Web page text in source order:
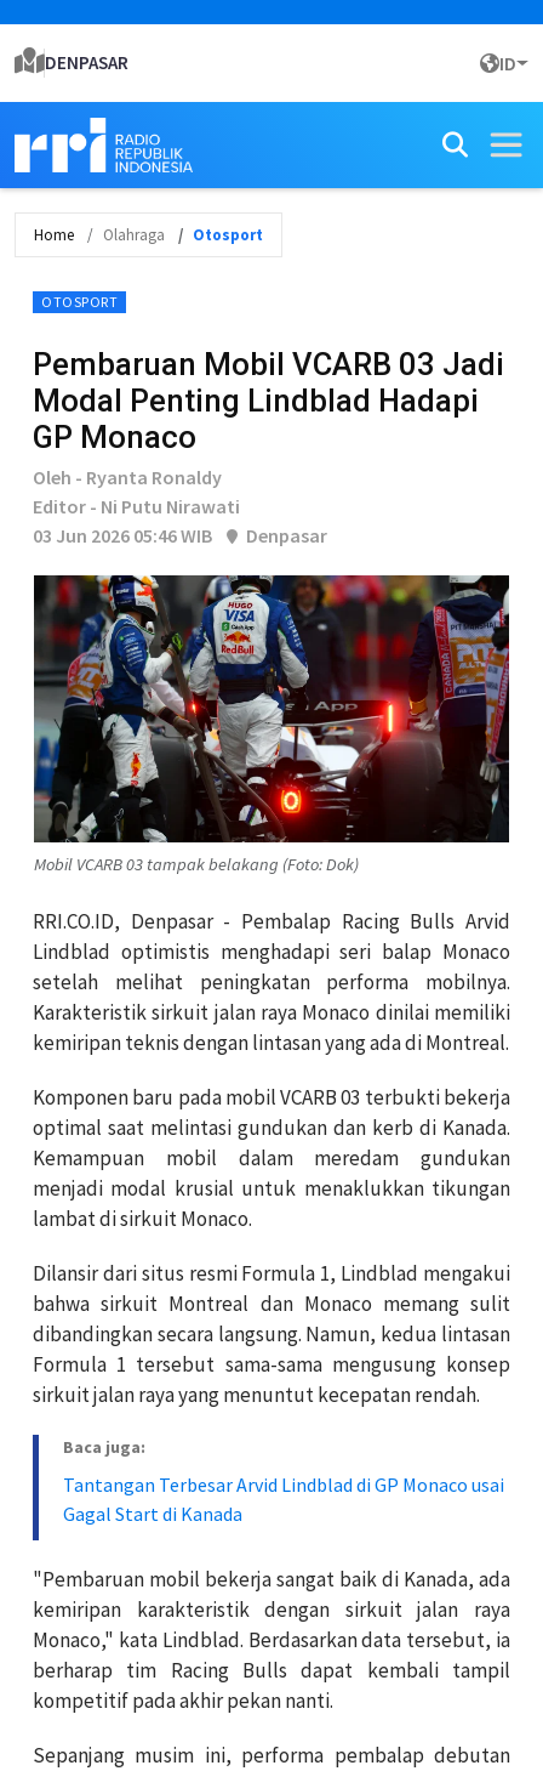
DENPASAR ID
Home Olahraga Otosport
OTOSPORT
Pembaruan Mobil VCARB 03 Jadi
Modal Penting Lindblad Hadapi
GP Monaco
Oleh - Ryanta Ronaldy
Editor - Ni Putu Nirawati
03 Jun 2026 05:46 WIB
Denpasar
Mobil VCARB 03 tampak belakang (Foto: Dok)
RRI.CO.ID, Denpasar - Pembalap Racing Bulls Arvid
Lindblad optimistis menghadapi seri balap Monaco
setelah melihat peningkatan performa mobilnya.
Karakteristik sirkuit jalan raya Monaco dinilai memiliki
kemiripan teknis dengan lintasan yang ada di Montreal.
Komponen baru pada mobil VCARB 03 terbukti bekerja
optimal saat melintasi gundukan dan kerb di Kanada.
Kemampuan mobil dalam meredam gundukan
menjadi modal krusial untuk menaklukkan tikungan
lambat di sirkuit Monaco.
Dilansir dari situs resmi Formula 1, Lindblad mengakui
bahwa sirkuit Montreal dan Monaco memang sulit
dibandingkan secara langsung. Namun, kedua lintasan
Formula 1 tersebut sama-sama mengusung konsep
sirkuit jalan raya yang menuntut kecepatan rendah.
Baca juga:
Tantangan Terbesar Arvid Lindblad di GP Monaco usai
Gagal Start di Kanada
"Pembaruan mobil bekerja sangat baik di Kanada, ada
kemiripan karakteristik dengan sirkuit jalan raya
Monaco," kata Lindblad. Berdasarkan data tersebut, ia
berharap tim Racing Bulls dapat kembali tampil
kompetitif pada akhir pekan nanti.
Sepanjang musim ini, performa pembalap debutan